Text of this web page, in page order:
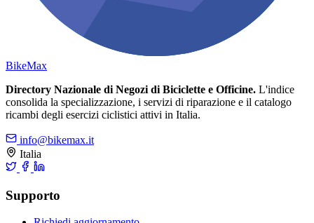
BikeMax
Directory Nazionale di Negozi di Biciclette e Officine. L'indice
consolida la specializzazione, i servizi di riparazione e il catalogo
ricambi degli esercizi ciclistici attivi in Italia.
info@bikemax.it
Italia
Supporto